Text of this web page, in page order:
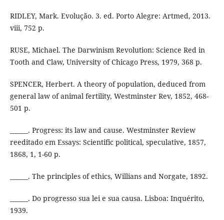
RIDLEY, Mark. Evolução. 3. ed. Porto Alegre: Artmed, 2013.
viii, 752 p.
RUSE, Michael. The Darwinism Revolution: Science Red in
Tooth and Claw, University of Chicago Press, 1979, 368 p.
SPENCER, Herbert. A theory of population, deduced from
general law of animal fertility, Westminster Rev, 1852, 468-
501 p.
______. Progress: its law and cause. Westminster Review
reeditado em Essays: Scientific political, speculative, 1857,
1868, 1, 1-60 p.
______. The principles of ethics, Willians and Norgate, 1892.
______. Do progresso sua lei e sua causa. Lisboa: Inquérito,
1939.